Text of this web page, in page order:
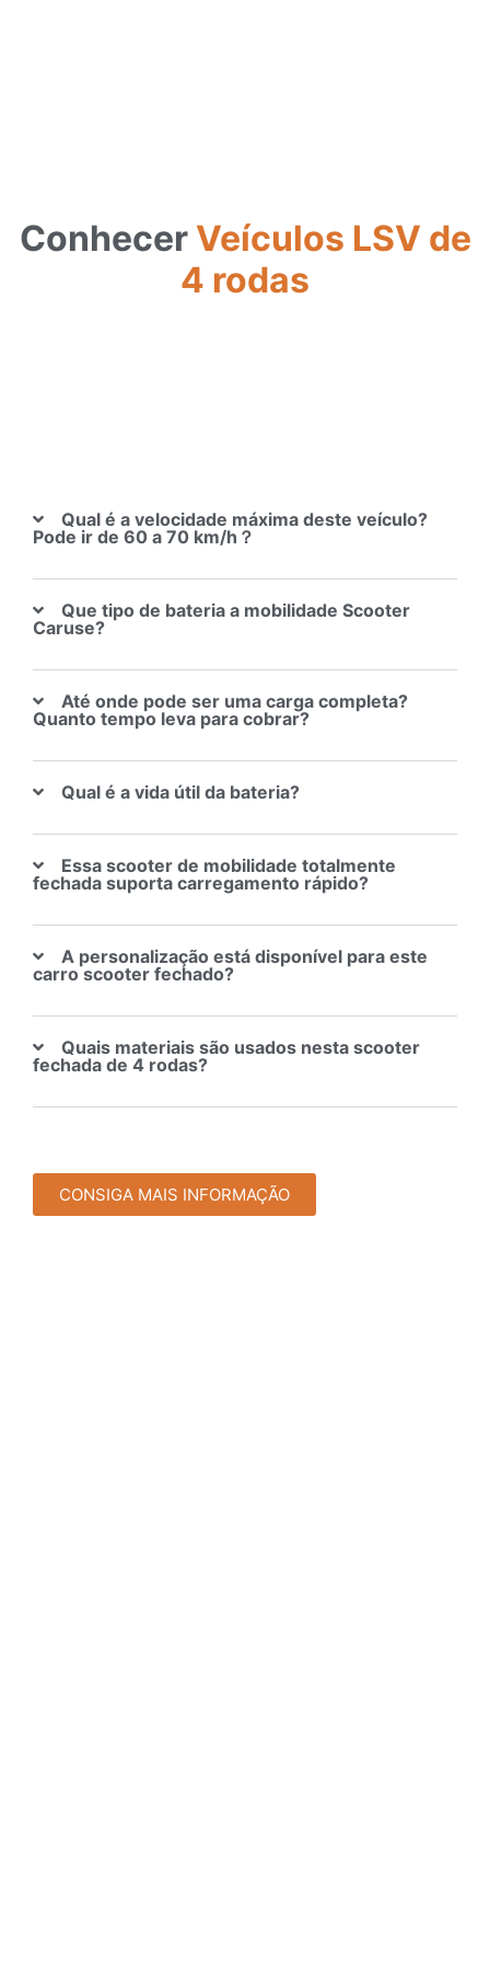
Conhecer Veículos LSV de
4 rodas
Qual é a velocidade máxima deste veículo?
Pode ir de 60 a 70 km/h？
Que tipo de bateria a mobilidade Scooter
Caruse?
Até onde pode ser uma carga completa?
Quanto tempo leva para cobrar?
Qual é a vida útil da bateria?
Essa scooter de mobilidade totalmente
fechada suporta carregamento rápido?
A personalização está disponível para este
carro scooter fechado?
Quais materiais são usados ​​nesta scooter
fechada de 4 rodas?
CONSIGA MAIS INFORMAÇÃO